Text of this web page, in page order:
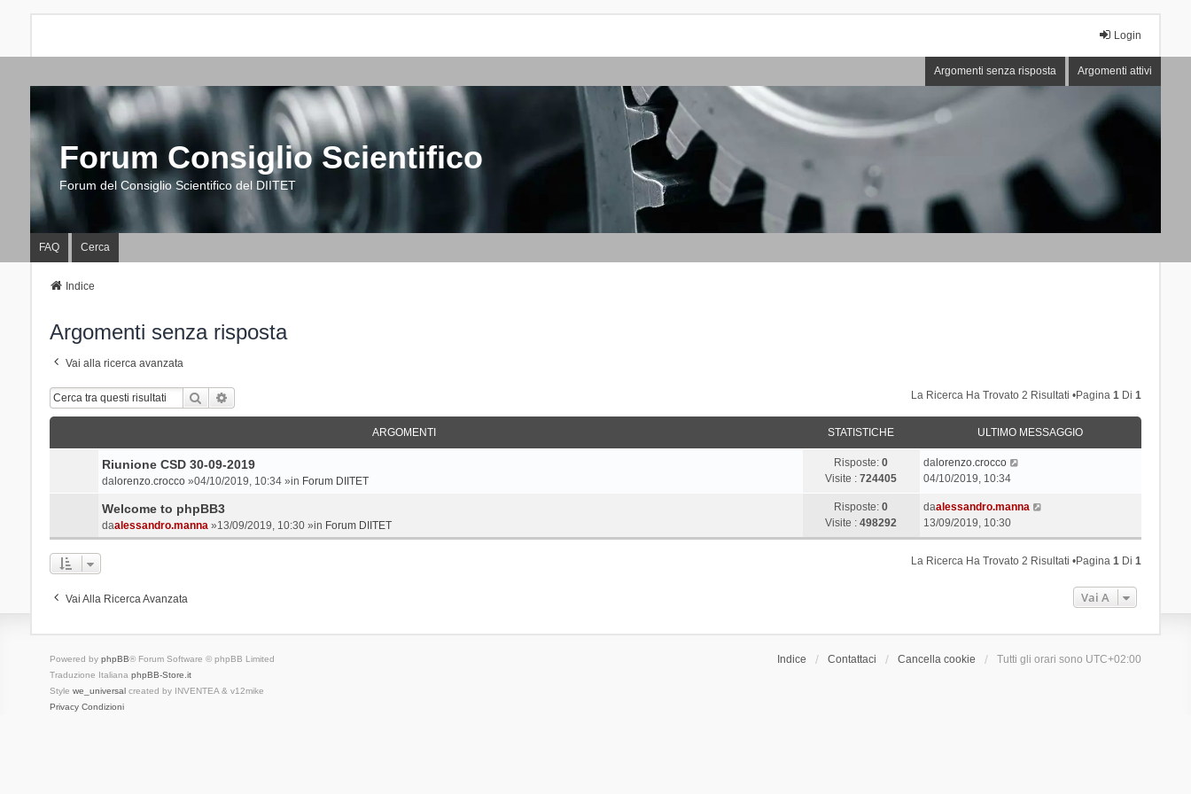
Login
Argomenti senza risposta Argomenti attivi
Forum Consiglio Scientifico
Forum del Consiglio Scientifico del DIITET
FAQ Cerca
Indice
Argomenti senza risposta
Vai alla ricerca avanzata
Cerca La Ricerca Ha Trovato 2 Risultati •Pagina1 Di1
ARGOMENTI STATISTICHE ULTIMO MESSAGGIO
Riunione CSD 30-09-2019
dalorenzo.crocco»04/10/2019, 10:34 »in Forum DIITET
Risposte:0
Visite :724405
dalorenzo.crocco
04/10/2019, 10:34
Welcome to phpBB3
daalessandro.manna»13/09/2019, 10:30 »in Forum DIITET
Risposte:0
Visite :498292
daalessandro.manna
13/09/2019, 10:30
La Ricerca Ha Trovato 2 Risultati •Pagina1 Di1
Vai Alla Ricerca Avanzata Vai A
Indice Contattaci Cancella cookie Tutti gli orari sono UTC+02:00
Powered by phpBB® Forum Software © phpBB Limited
Traduzione Italiana phpBB-Store.it
Style we_universalcreated by INVENTEA & v12mike
Privacy Condizioni